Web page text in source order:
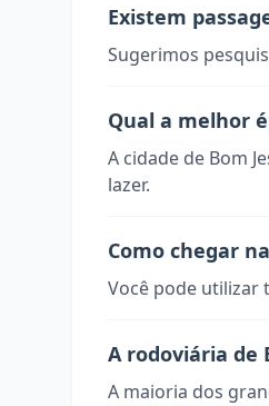
Existem
Sugerimos
Qual a melhor
A cidade de Bom
lazer.
Como chegar
Você pode utilizar
A rodoviária de
A maioria dos